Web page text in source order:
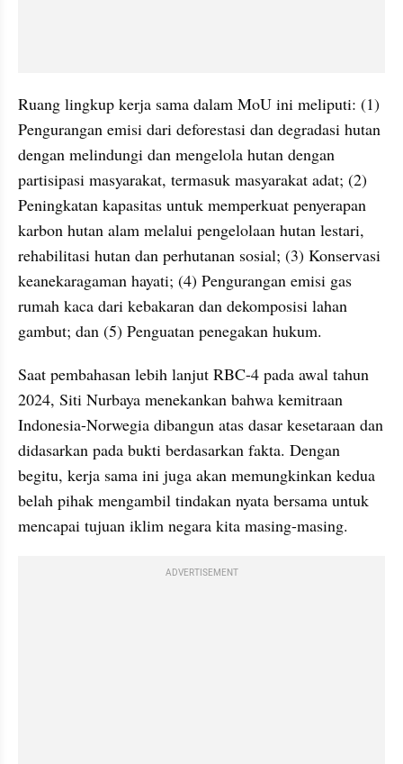
Ruang lingkup kerja sama dalam MoU ini meliputi: (1)
Pengurangan emisi dari deforestasi dan degradasi hutan
dengan melindungi dan mengelola hutan dengan
partisipasi masyarakat, termasuk masyarakat adat; (2)
Peningkatan kapasitas untuk memperkuat penyerapan
karbon hutan alam melalui pengelolaan hutan lestari,
rehabilitasi hutan dan perhutanan sosial; (3) Konservasi
keanekaragaman hayati; (4) Pengurangan emisi gas
rumah kaca dari kebakaran dan dekomposisi lahan
gambut; dan (5) Penguatan penegakan hukum.
Saat pembahasan lebih lanjut RBC-4 pada awal tahun
2024, Siti Nurbaya menekankan bahwa kemitraan
Indonesia-Norwegia dibangun atas dasar kesetaraan dan
didasarkan pada bukti berdasarkan fakta. Dengan
begitu, kerja sama ini juga akan memungkinkan kedua
belah pihak mengambil tindakan nyata bersama untuk
mencapai tujuan iklim negara kita masing-masing.
ADVERTISEMENT